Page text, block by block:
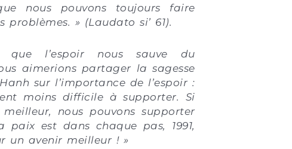
nous pouvons toujours faire
» (Laudato si’ 61).
que l’espoir nous sauve du
aimerions partager la sagesse
sur l’importance de l’espoir :
moins difficile à supporter. Si
nous pouvons supporter
paix est dans chaque pas, 1991,
un avenir meilleur ! »